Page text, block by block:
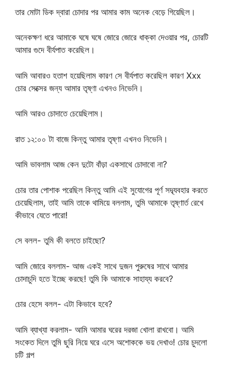
তার মোটা ডিক দ্বারা চোদার পর আমার কাম অনেক বেড়ে গিয়েছিল।
অনেকক্ষণ ধরে আমাকে ঘষে ঘষে জোরে জোরে ধাক্কা দেওয়ার পর, চোরটি
আমার গুদে বীর্যপাত করেছিল।
আমি আবারও হতাশ হয়েছিলাম কারণ সে বীর্যপাত করেছিল কারণ Xxx
চোর সেক্সের জন্য আমার তৃষ্ণা এখনও নিভেনি।
আমি আরও চোদাতে চেয়েছিলাম।
রাত ১২:০০ টা বাজে কিন্তু আমার তৃষ্ণা এখনও নিভেনি।
আমি ভাবলাম আজ কেন দুটো বাঁড়া একসাথে চোদাবো না?
চোর তার পোশাক পরেছিল কিন্তু আমি এই সুযোগের পূর্ণ সদ্ব্যবহার করতে
চেয়েছিলাম, তাই আমি তাকে থামিয়ে বললাম, তুমি আমাকে তৃষ্ণার্ত রেখে
কীভাবে যেতে পারো!
সে বলল- তুমি কী বলতে চাইছো?
আমি জোরে বললাম- আজ একই সাথে দুজন পুরুষের সাথে আমার
চোদাচুদি হতে ইচ্ছে করছে! তুমি কি আমাকে সাহায্য করবে?
চোর হেসে বলল- এটা কিভাবে হবে?
আমি ব্যাখ্যা করলাম- আমি আমার ঘরের দরজা খোলা রাখবো। আমি
সংকেত দিলে তুমি ছুরি নিয়ে ঘরে এসে অশোককে ভয় দেখাও! চোর চুদলো
চটি গল্প